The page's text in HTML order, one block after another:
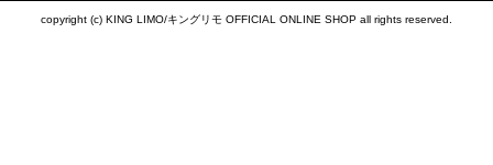
copyright (c) KING LIMO/キングリモ OFFICIAL ONLINE SHOP all rights reserved.